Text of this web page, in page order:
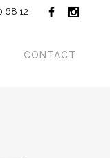
68 12
CONTACT